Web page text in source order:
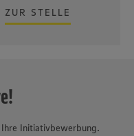
ZUR STELLE
Ihre Initiativbewerbung.